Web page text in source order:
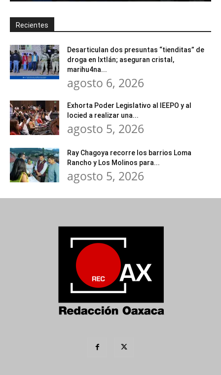
Recientes
Desarticulan dos presuntas “tienditas” de
droga en Ixtlán; aseguran cristal,
marihu4na...
agosto 6, 2026
Exhorta Poder Legislativo al IEEPO y al
Iocied a realizar una...
agosto 5, 2026
Ray Chagoya recorre los barrios Loma
Rancho y Los Molinos para...
agosto 5, 2026